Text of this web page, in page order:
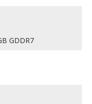
GDDR7